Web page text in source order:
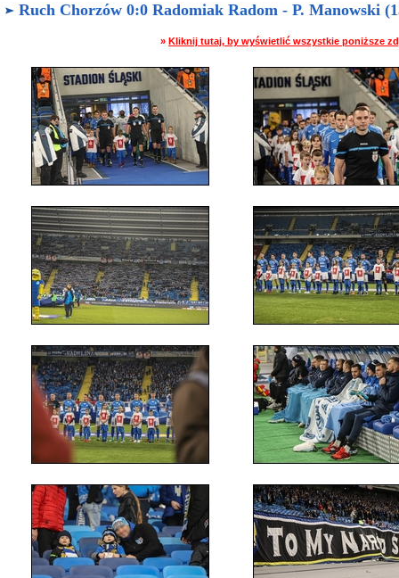
Ruch Chorzów 0:0 Radomiak Radom - P. Manowski
» Kliknij tutaj, by wyświetlić wszystkie poniższe